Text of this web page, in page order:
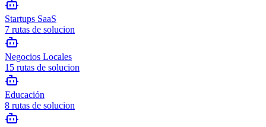
Startups SaaS
7 rutas de solucion
Negocios Locales
15 rutas de solucion
Educación
8 rutas de solucion